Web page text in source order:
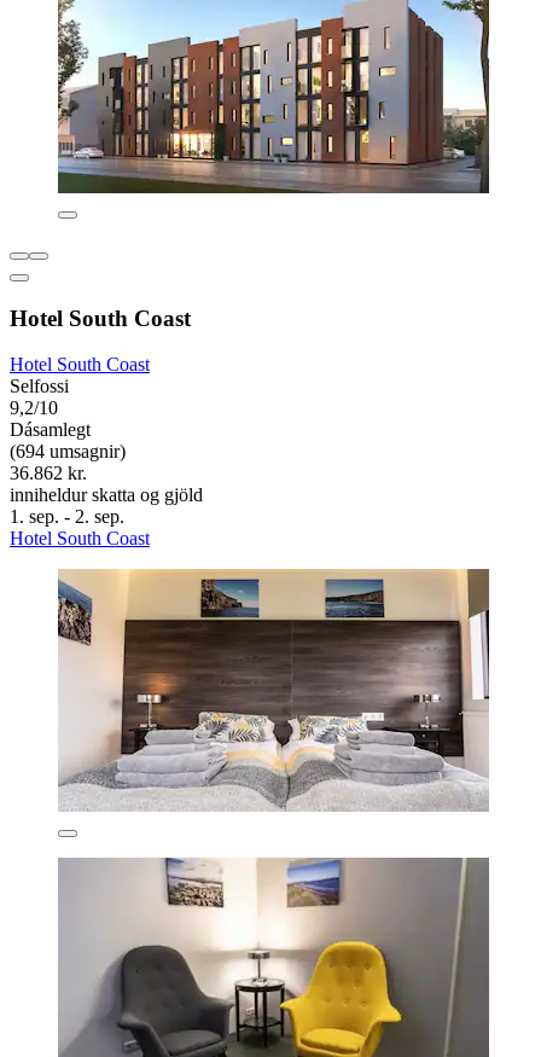
Hotel South Coast
Hotel South Coast
Selfossi
9,2/10
Dásamlegt
(694 umsagnir)
36.862 kr.
inniheldur skatta og gjöld
1. sep. - 2. sep.
Hotel South Coast